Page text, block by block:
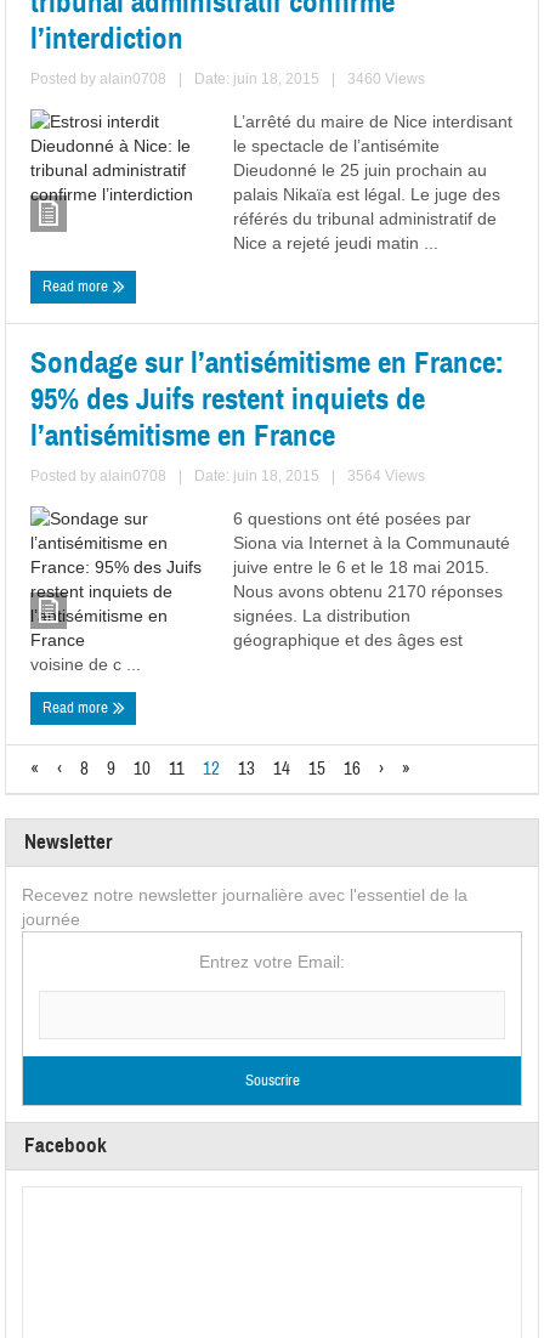
l’interdiction
Posted byalain0708 Date: juin 18, 2015 3460 Views
L’arrêté du maire de Nice interdisant
le spectacle de l’antisémite
Dieudonné le 25 juin prochain au
palais Nikaïa est légal. Le juge des
référés du tribunal administratif de
Nice a rejeté jeudi matin ...
Read more
Sondage sur l’antisémitisme en France:
95% des Juifs restent inquiets de
l’antisémitisme en France
Posted byalain0708 Date: juin 18, 2015 3564 Views
6 questions ont été posées par
Siona via Internet à la Communauté
juive entre le 6 et le 18 mai 2015.
Nous avons obtenu 2170 réponses
signées. La distribution
géographique et des âges est
voisine de c ...
Read more
« ‹ 8 9 10 11 12 13 14 15 16 › »
Newsletter
Recevez notre newsletter journalière avec l'essentiel de la
journée
Entrez votre Email:
Facebook